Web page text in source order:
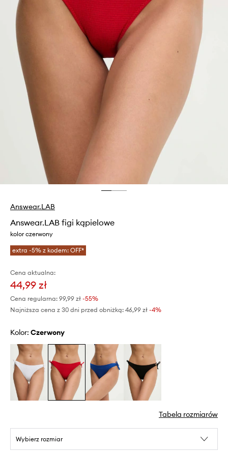
Answear.LAB
Answear.LAB figi kąpielowe
kolor czerwony
extra -5% z kodem: OFF*
Cena aktualna:
44,99 zł
Cena regularna: 99,99 zł -55%
Najniższa cena z 30 dni przed obniżką: 46,99 zł -4%
Kolor: czerwony
Tabela rozmiarów
Wybierz rozmiar